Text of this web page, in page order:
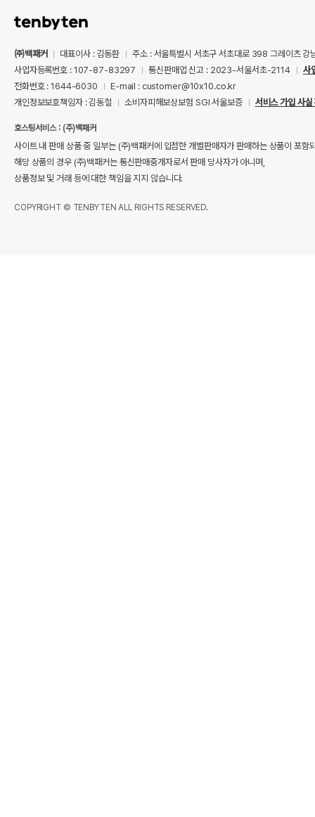
㈜백패커 대표이사 : 김동환
주소 : 서울특별시 서초구 서초대로 398 그레이츠 강
사업자등록번호 : 107-87-83297
통신판매업 신고 : 2023-서울서초-2114
사
전화번호 : 1644-6030
E-mail : customer@10x10.co.kr
개인정보보호책임자 : 김동철
소비자피해보상보험 SGI 서울보증 서비스 가입 사실
호스팅서비스 : (주)백패커
사이트 내 판매 상품 중 일부는 (주)백패커에 입점한 개별판매자가 판매하는 상품이 포함
해당 상품의 경우 (주)백패커는 통신판매중개자로서 판매 당사자가 아니며,
상품정보 및 거래 등에 대한 책임을 지지 않습니다.
COPYRIGHT © TENBYTEN ALL RIGHTS RESERVED.